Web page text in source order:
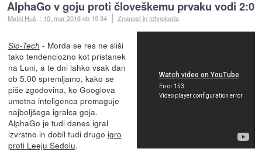
AlphaGo v goju proti človeškemu prvaku vodi 2:0
Matej Huš :: 10. mar 2016ob 19:34 Znanost in tehnologija
Slo-Tech - Morda se res ne sliši
tako tendenciozno kot pristanek
na Luni, a te dni lahko vsak dan
ob 5.00 spremljamo, kako se
piše zgodovina, ko Googlova
umetna inteligenca premaguje
najboljšega igralca goja.
AlphaGo je tudi danes igral
izvrstno in dobil tudi drugo igro
proti Leeju Sedolu.